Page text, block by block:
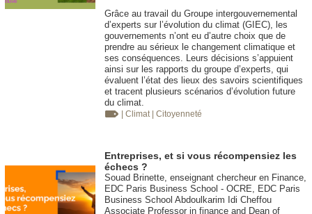
Grâce au travail du Groupe intergouvernemental
d’experts sur l’évolution du climat (GIEC), les
gouvernements n’ont eu d’autre choix que de
prendre au sérieux le changement climatique et
ses conséquences. Leurs décisions s’appuient
ainsi sur les rapports du groupe d’experts, qui
évaluent l’état des lieux des savoirs scientifiques
et tracent plusieurs scénarios d’évolution future
du climat.
| Climat | Citoyenneté
Entreprises, et si vous récompensiez les
échecs ?
Souad Brinette, enseignant chercheur en Finance,
EDC Paris Business School - OCRE, EDC Paris
Business School Abdoulkarim Idi Cheffou
Associate Professor in finance and Dean of